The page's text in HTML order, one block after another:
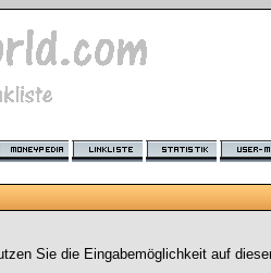
Sie die Eingabemöglichkeit auf